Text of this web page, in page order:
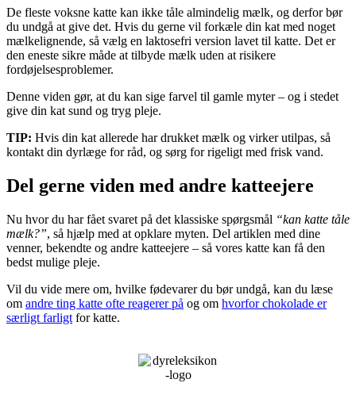
De fleste voksne katte kan ikke tåle almindelig mælk, og derfor bør
du undgå at give det. Hvis du gerne vil forkæle din kat med noget
mælkelignende, så vælg en laktosefri version lavet til katte. Det er
den eneste sikre måde at tilbyde mælk uden at risikere
fordøjelsesproblemer.
Denne viden gør, at du kan sige farvel til gamle myter – og i stedet
give din kat sund og tryg pleje.
TIP: Hvis din kat allerede har drukket mælk og virker utilpas, så
kontakt din dyrlæge for råd, og sørg for rigeligt med frisk vand.
Del gerne viden med andre katteejere
Nu hvor du har fået svaret på det klassiske spørgsmål “kan katte tåle
mælk?”, så hjælp med at opklare myten. Del artiklen med dine
venner, bekendte og andre katteejere – så vores katte kan få den
bedst mulige pleje.
Vil du vide mere om, hvilke fødevarer du bør undgå, kan du læse
om andre ting katte ofte reagerer på og om hvorfor chokolade er
særligt farligt for katte.